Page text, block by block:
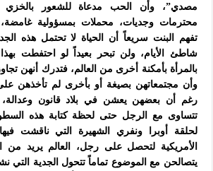
مصدي”، وأن الحب مدعاة للشعور بالخزي
محترمات وجديات، محملات بمسؤولية غامضة،
تفهم البنت سريعاً أن الحياة لا تحتمل هذه
شاطئ الأيام، ولن تبحر بعيداً لو احتفطت بهذا
بالمرأة بأمكنة أخرى من العالم، فتدرك أنهن
وأن مجتمعاتهن بصيغة أو بأخرى لم تأخذهن
رغم أن بعضهن يعشن في بلاد قانون وعدالة،
تتساوى مع الرجل حتى لحظة كتابة هذه
لحلقة أوبرا ونفري الشهيرة التي ناقشت
الأمريكية لتحصل على رجل، العالم يريد من
يتصالحن مع الموضوع تماماً تتحول الجدية التي